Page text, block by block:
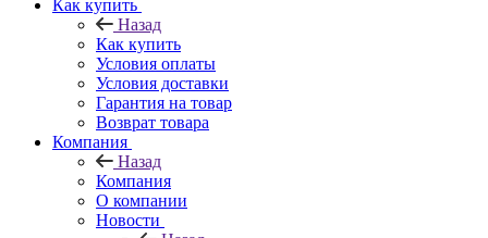
Как купить
Назад
Как купить
Условия оплаты
Условия доставки
Гарантия на товар
Возврат товара
Компания
Назад
Компания
О компании
Новости